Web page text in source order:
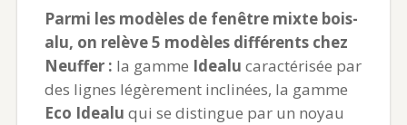
Parmi les modèles de fenêtre mixte bois-
alu, on relève 5 modèles différents chez
Neuffer : la gamme Idealu caractérisée par
des lignes légèrement inclinées, la gamme
Eco Idealu qui se distingue par un noyau